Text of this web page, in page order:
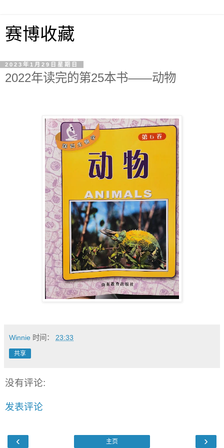
赛博收藏
2023年1月29日星期日
2022年读完的第25本书——动物
Winnie 时间： 23:33
共享
没有评论:
发表评论
‹ ›
主页